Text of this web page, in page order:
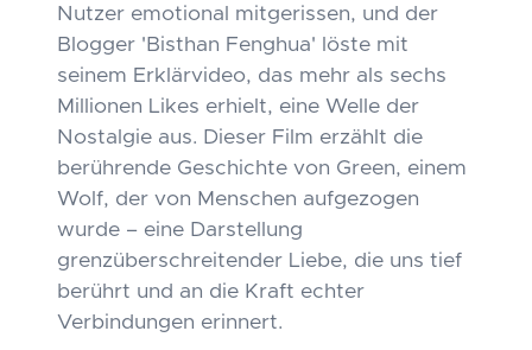
Nutzer emotional mitgerissen, und der
Blogger 'Bisthan Fenghua' löste mit
seinem Erklärvideo, das mehr als sechs
Millionen Likes erhielt, eine Welle der
Nostalgie aus. Dieser Film erzählt die
berührende Geschichte von Green, einem
Wolf, der von Menschen aufgezogen
wurde – eine Darstellung
grenzüberschreitender Liebe, die uns tief
berührt und an die Kraft echter
Verbindungen erinnert.